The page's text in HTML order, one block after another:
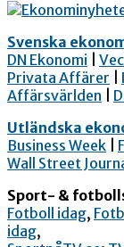
Svenska
DN Ekonomi
Privata Affärer
Affärsvärlden
Utländska
Business Week
Wall Street
Sport- &
Fotboll idag,
idag,